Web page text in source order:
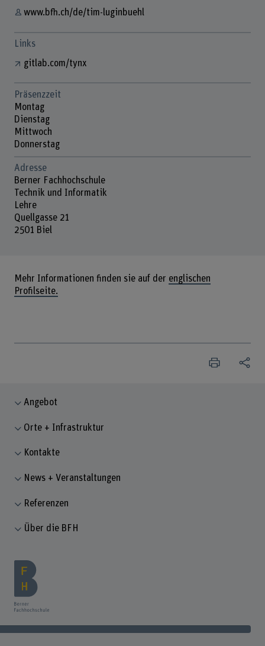
www.bfh.ch/de/tim-luginbuehl
Links
gitlab.com/tynx
Präsenzzeit
Montag
Dienstag
Mittwoch
Donnerstag
Adresse
Berner Fachhochschule
Technik und Informatik
Lehre
Quellgasse 21
2501 Biel
Mehr Informationen finden sie auf der englischen
Profilseite.
Angebot
Orte + Infrastruktur
Kontakte
News + Veranstaltungen
Referenzen
Über die BFH